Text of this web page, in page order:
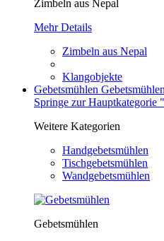
Zimbeln aus Nepal
Mehr Details
Zimbeln aus Nepal
Klangobjekte
Gebetsmühlen Gebetsmühlen
Springe zur Hauptkategorie
Weitere Kategorien
Handgebetsmühlen
Tischgebetsmühlen
Wandgebetsmühlen
Gebetsmühlen